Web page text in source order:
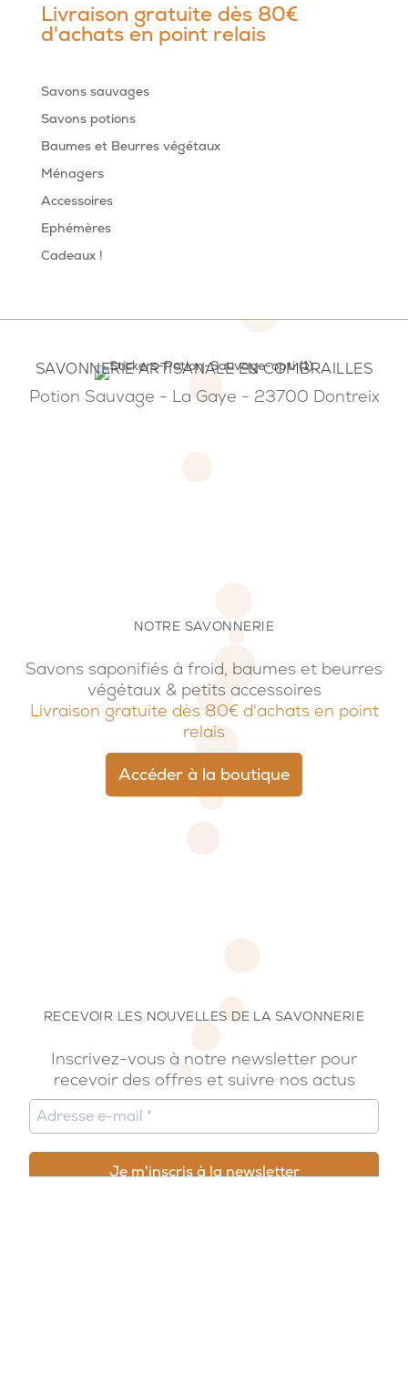
Livraison gratuite dès 80€
d'achats en point relais
Savons sauvages
Savons potions
Baumes et Beurres végétaux
Ménagers
Accessoires
Ephémères
Cadeaux !
NOTRE SAVONNERIE
Savons saponifiés à froid, baumes et beurres
végétaux & petits accessoires
Livraison gratuite dès 80€ d'achats en point
relais
Accéder à la boutique
SAVONNERIE ARTISANALE EN COMBRAILLES
Potion Sauvage - La Gaye - 23700 Dontreix
RECEVOIR LES NOUVELLES DE LA SAVONNERIE
Inscrivez-vous à notre newsletter pour
recevoir des offres et suivre nos actus